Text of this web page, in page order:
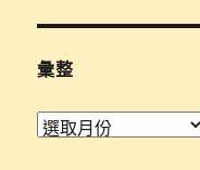
鍵
彙整
彙